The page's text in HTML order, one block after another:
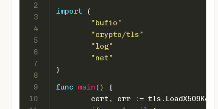
2
3
4
5
6
7
8
9
10
import (
"bufio"
"crypto/tls"
"log"
"net"
)
func
main ()
{
cert, err :=